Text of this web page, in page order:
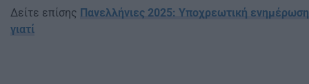
Δείτε επίσης Πανελλήνιες 2025: Υποχρεωτική
γιατί